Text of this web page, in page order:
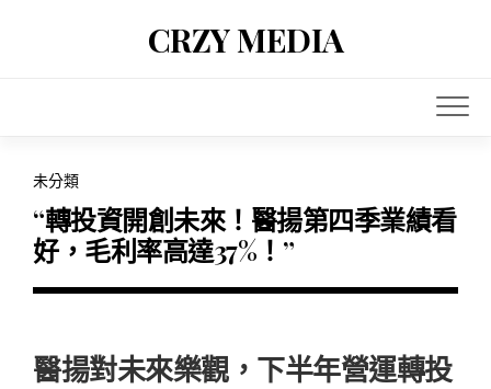
CRZY MEDIA
未分類
“轉投資開創未來！醫揚第四季業績看
好，毛利率高達37%！”
醫揚對未來樂觀，下半年營運轉投